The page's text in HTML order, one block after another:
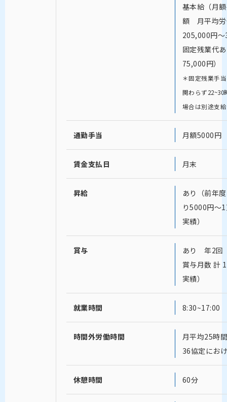
基本給（月
額 月平均労
205,000円
固定残業代
75,000円）
＊固定残業手
関わらず
場合は別途支給
通勤手当 月額5000円
賃金支払日 月末
昇給
あり（前年
り5000円〜
実績）
賞与
あり 年2回
賞与月数 計
実績）
就業時間 8:30~17:00
時間外労働時間
月平均25時
36協定にお
休憩時間 60分